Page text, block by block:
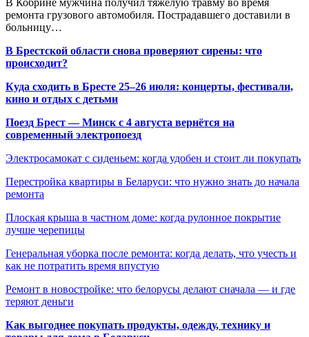
ремонта грузового автомобиля. Пострадавшего доставили в
больницу…
В Брестской области снова проверяют сирены: что
происходит?
Куда сходить в Бресте 25–26 июля: концерты, фестивали,
кино и отдых с детьми
Поезд Брест — Минск с 4 августа вернётся на
современный электропоезд
Электросамокат с сиденьем: когда удобен и стоит ли покупать
Перестройка квартиры в Беларуси: что нужно знать до начала
ремонта
Плоская крыша в частном доме: когда рулонное покрытие
лучше черепицы
Генеральная уборка после ремонта: когда делать, что учесть и
как не потратить время впустую
Ремонт в новостройке: что белорусы делают сначала — и где
теряют деньги
Как выгоднее покупать продукты, одежду, технику и